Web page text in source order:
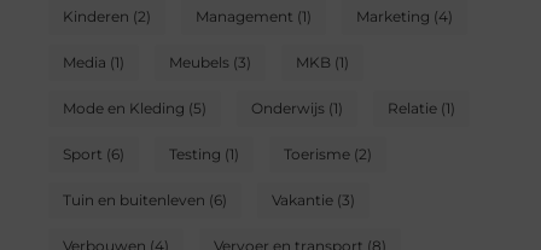
Kinderen (2) Management (1) Marketing (4)
Media (1) Meubels(3) MKB (1)
Mode en Kleding (5) Onderwijs(1) Relatie(1)
Sport (6) Testing (1) Toerisme(2)
Tuin en buitenleven (6) Vakantie(3)
Verbouwen (4) Vervoer en transport (8)